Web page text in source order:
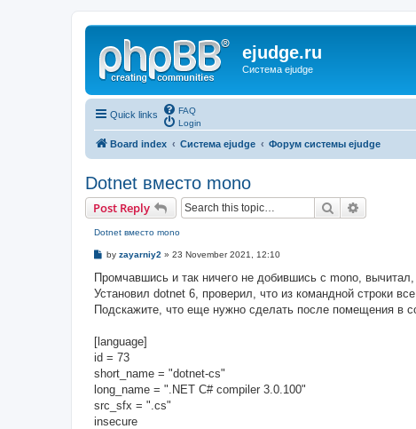
ejudge.ru
Система ejudge
Quick links
FAQ
Login
Board index Система ejudge Форум системы ejudge
Dotnet вместо mono
Post Reply Search
Dotnet вместо mono
P
s
t
by zayarniy2 » 23 November 2021, 12:10
Промчавшись и так ничего не добившись с mono,
Установил dotnet 6, проверил, что из командной строки
Подскажите, что еще нужно сделать после помещения в
[language]
id = 73
short_name = "dotnet-cs"
long_name = ".NET C# compiler 3.0.100"
src_sfx = ".cs"
insecure